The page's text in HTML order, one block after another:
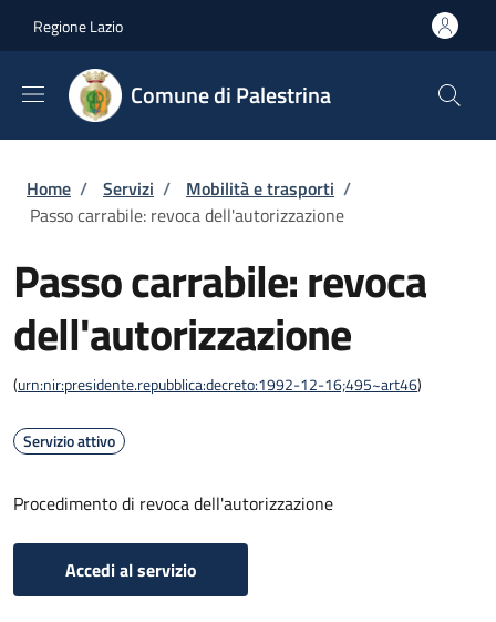
Regione Lazio
Comune di Palestrina
Briciole di pane
Home / Servizi / Mobilità e trasporti /
Passo carrabile: revoca dell'autorizzazione
Passo carrabile: revoca
dell'autorizzazione
(urn:nir:presidente.repubblica:decreto:1992-12-16;495~art46)
Servizio attivo
Procedimento di revoca dell'autorizzazione
Accedi al servizio